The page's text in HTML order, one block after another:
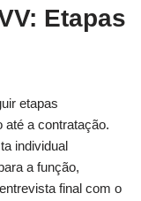
Etapas
etapas
até a contratação.
individual
a função,
final com o